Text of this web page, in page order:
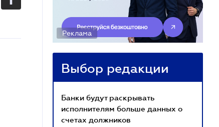
Реклама
Выбор редакции
Банки будут раскрывать
исполнителям больше данных о
счетах должников